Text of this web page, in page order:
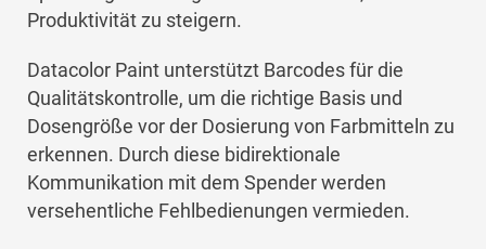
Produktivität zu steigern.
Datacolor Paint unterstützt Barcodes für die
Qualitätskontrolle, um die richtige Basis und
Dosengröße vor der Dosierung von Farbmitteln zu
erkennen. Durch diese bidirektionale
Kommunikation mit dem Spender werden
versehentliche Fehlbedienungen vermieden.